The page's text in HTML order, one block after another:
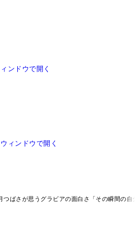
ンドウで開く
ィンドウで開く
つばさが思うグラビアの面白さ「その瞬間の自